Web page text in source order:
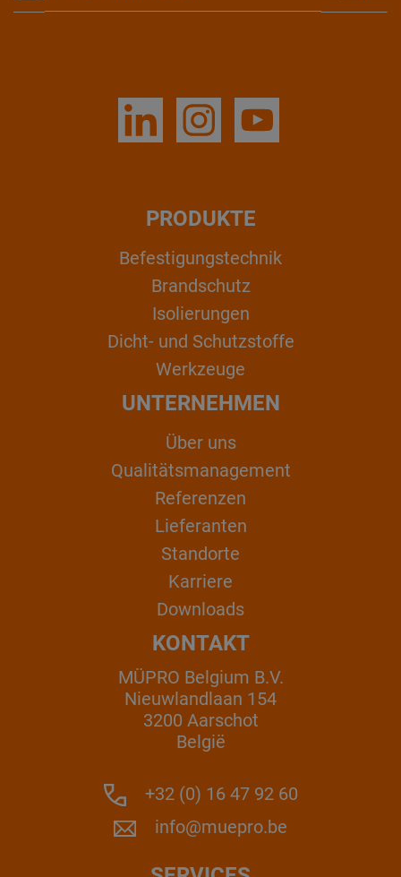
PRODUKTE
Befestigungstechnik
Brandschutz
Isolierungen
Dicht- und Schutzstoffe
Werkzeuge
UNTERNEHMEN
Über uns
Qualitätsmanagement
Referenzen
Lieferanten
Standorte
Karriere
Downloads
KONTAKT
MÜPRO Belgium B.V.
Nieuwlandlaan 154
3200 Aarschot
België
+32 (0) 16 47 92 60
info@muepro.be